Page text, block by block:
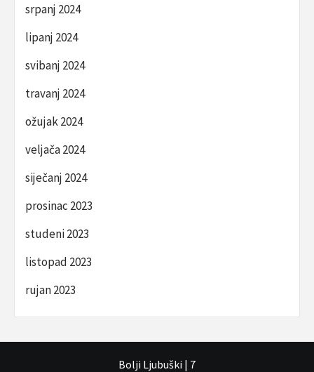
srpanj 2024
lipanj 2024
svibanj 2024
travanj 2024
ožujak 2024
veljača 2024
siječanj 2024
prosinac 2023
studeni 2023
listopad 2023
rujan 2023
Bolji Ljubuški | 7